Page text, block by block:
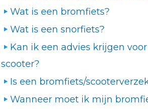
Wat is een bromfiets?
Wat is een snorfiets?
Kan ik een advies krijgen
scooter?
Is een bromfiets/
Wanneer moet ik mijn